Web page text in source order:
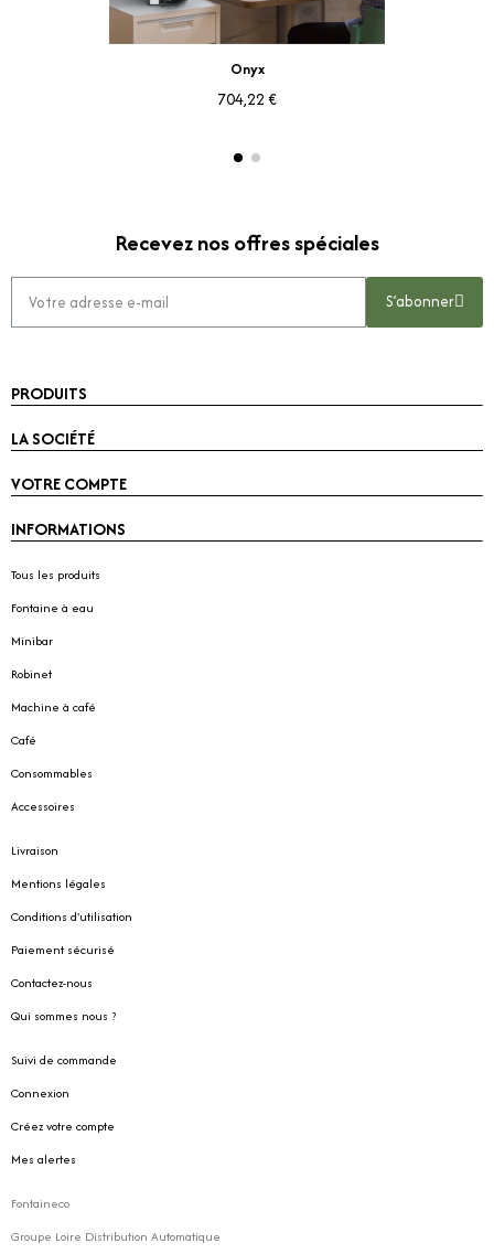
Aperçu rapide
Onyx
704,22 €
Recevez nos offres spéciales
S’abonner
PRODUITS
LA SOCIÉTÉ
VOTRE COMPTE
INFORMATIONS
Tous les produits
Fontaine à eau
Minibar
Robinet
Machine à café
Café
Consommables
Accessoires
Livraison
Mentions légales
Conditions d'utilisation
Paiement sécurisé
Contactez-nous
Qui sommes nous ?
Suivi de commande
Connexion
Créez votre compte
Mes alertes
Fontaineco
Groupe Loire Distribution Automatique